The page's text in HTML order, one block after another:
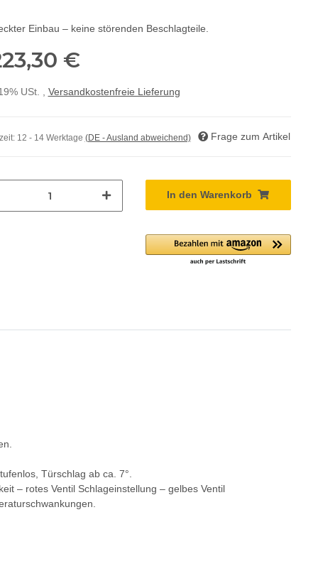
Einbau – keine störenden Beschlagteile.
€
USt. , Versandkostenfreie Lieferung
12 - 14 Werktage (DE - Ausland abweichend) Frage zum Artikel
In den Warenkorb
Türschlag ab ca. 7°.
– rotes Ventil Schlageinstellung – gelbes Ventil